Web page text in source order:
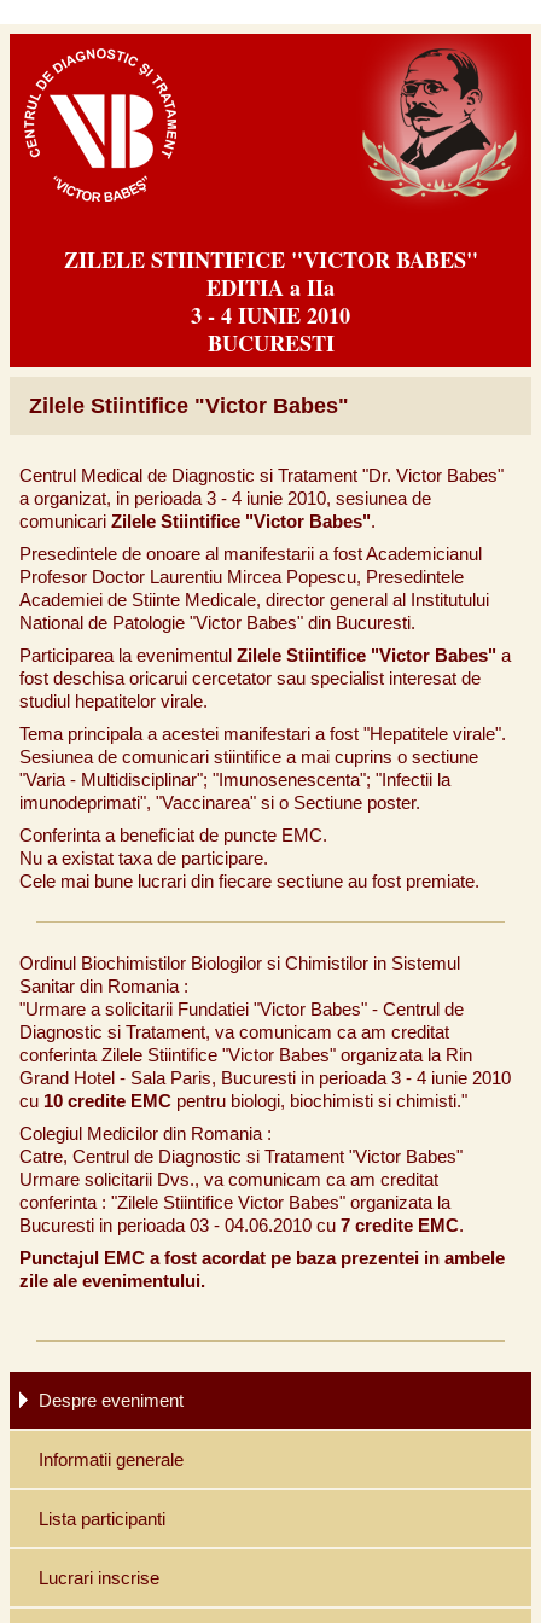
ZILELE STIINTIFICE "VICTOR BABES"
EDITIA a IIa
3 - 4 IUNIE 2010
BUCURESTI
Zilele Stiintifice "Victor Babes"
Centrul Medical de Diagnostic si Tratament "Dr. Victor Babes"
a organizat, in perioada 3 - 4 iunie 2010, sesiunea de
comunicari Zilele Stiintifice "Victor Babes".
Presedintele de onoare al manifestarii a fost Academicianul
Profesor Doctor Laurentiu Mircea Popescu, Presedintele
Academiei de Stiinte Medicale, director general al Institutului
National de Patologie "Victor Babes" din Bucuresti.
Participarea la evenimentul Zilele Stiintifice "Victor Babes" a
fost deschisa oricarui cercetator sau specialist interesat de
studiul hepatitelor virale.
Tema principala a acestei manifestari a fost "Hepatitele virale".
Sesiunea de comunicari stiintifice a mai cuprins o sectiune
"Varia - Multidisciplinar"; "Imunosenescenta"; "Infectii la
imunodeprimati", "Vaccinarea" si o Sectiune poster.
Conferinta a beneficiat de puncte EMC.
Nu a existat taxa de participare.
Cele mai bune lucrari din fiecare sectiune au fost premiate.
Ordinul Biochimistilor Biologilor si Chimistilor in Sistemul
Sanitar din Romania :
"Urmare a solicitarii Fundatiei "Victor Babes" - Centrul de
Diagnostic si Tratament, va comunicam ca am creditat
conferinta Zilele Stiintifice "Victor Babes" organizata la Rin
Grand Hotel - Sala Paris, Bucuresti in perioada 3 - 4 iunie 2010
cu 10 credite EMC pentru biologi, biochimisti si chimisti."
Colegiul Medicilor din Romania :
Catre, Centrul de Diagnostic si Tratament "Victor Babes"
Urmare solicitarii Dvs., va comunicam ca am creditat
conferinta : "Zilele Stiintifice Victor Babes" organizata la
Bucuresti in perioada 03 - 04.06.2010 cu 7 credite EMC.
Punctajul EMC a fost acordat pe baza prezentei in ambele
zile ale evenimentului.
Despre eveniment
Informatii generale
Lista participanti
Lucrari inscrise